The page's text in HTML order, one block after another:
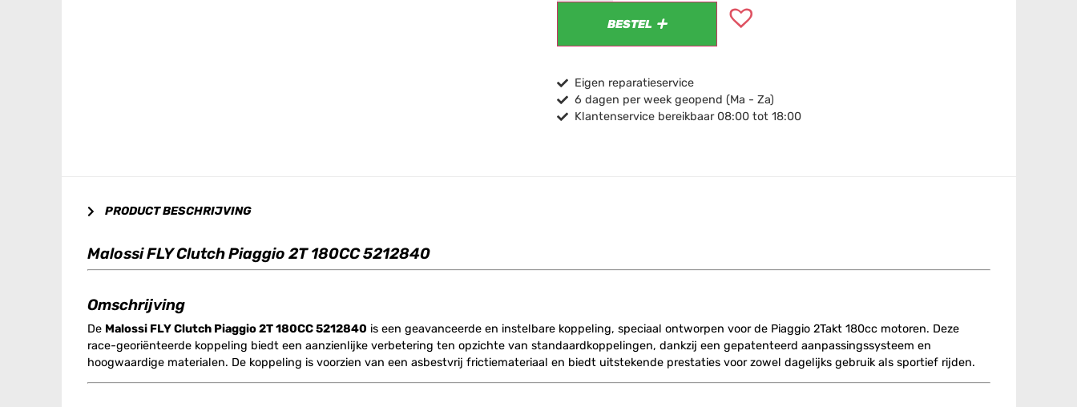
BESTEL
Eigen reparatieservice
6 dagen per week geopend (Ma - Za)
Klantenservice bereikbaar 08:00 tot 18:00
PRODUCT BESCHRIJVING
Malossi FLY Clutch Piaggio 2T 180CC 5212840
Omschrijving
De Malossi FLY Clutch Piaggio 2T 180CC 5212840 is een geavanceerde en instelbare koppeling, speciaal ontworpen voor de Piaggio 2Takt 180cc motoren. Deze
race-georiënteerde koppeling biedt een aanzienlijke verbetering ten opzichte van standaardkoppelingen, dankzij een gepatenteerd aanpassingssysteem en
hoogwaardige materialen. De koppeling is voorzien van een asbestvrij frictiemateriaal en biedt uitstekende prestaties voor zowel dagelijks gebruik als sportief rijden.